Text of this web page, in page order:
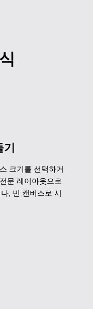
크기를 선택하거
문 레이아웃으로
, 빈 캔버스로 시